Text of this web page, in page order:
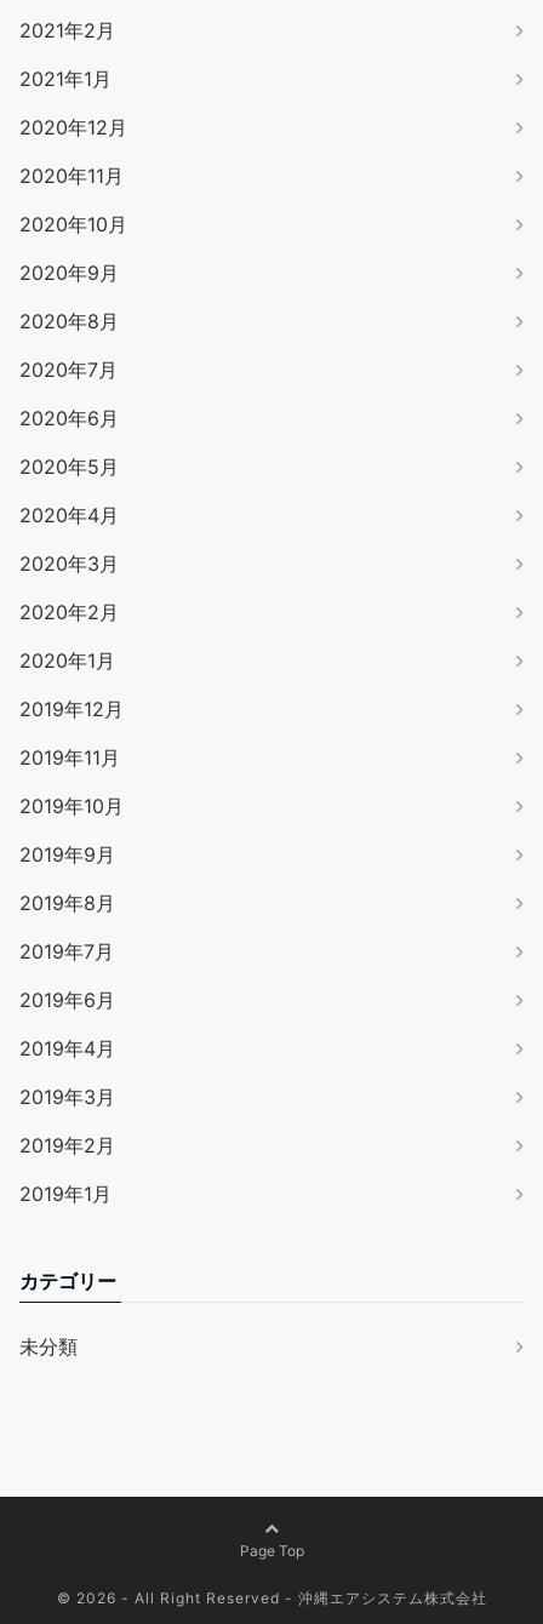
2021年2月
2021年1月
2020年12月
2020年11月
2020年10月
2020年9月
2020年8月
2020年7月
2020年6月
2020年5月
2020年4月
2020年3月
2020年2月
2020年1月
2019年12月
2019年11月
2019年10月
2019年9月
2019年8月
2019年7月
2019年6月
2019年4月
2019年3月
2019年2月
2019年1月
カテゴリー
未分類
Page Top
© 2026 - All Right Reserved - 沖縄エアシステム株式会社